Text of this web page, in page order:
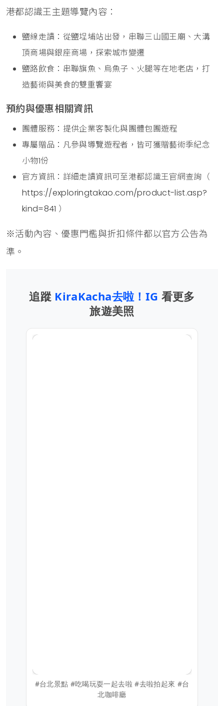
港都認識王主題導覽內容：
鹽線走讀：從鹽埕埔站出發，串聯三山國王廟、大溝
頂商場與銀座商場，探索城市變遷
鹽路飲食：串聯旗魚、烏魚子、火腿等在地老店，打
造藝術與美食的雙重饗宴
預約與優惠相關資訊
團體服務：提供企業客製化與團體包團遊程
專屬贈品：凡參與導覽遊程者，皆可獲贈藝術季紀念
小物1份
官方資訊：詳細走讀資訊可至港都認識王官網查詢（
https://exploringtakao.com/product-list.asp?
kind=841 ）
※活動內容、優惠門檻與折扣條件都以官方公告為
準。
追蹤 KiraKacha去啦！IG 看更多
旅遊美照
#台北景點 #吃喝玩耍一起去啦 #去啦拍起來 #台
北咖啡廳